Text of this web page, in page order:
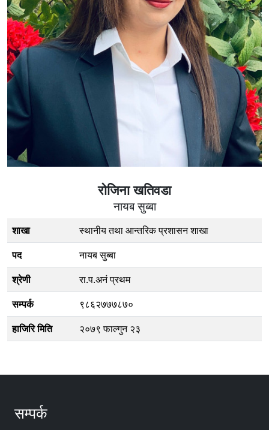
रोजिना खतिवडा
नायब सुब्बा
शाखा
स्थानीय तथा आन्तरिक प्रशासन शाखा
पद
नायब सुब्बा
श्रेणी
रा.प.अनं प्रथम
सम्पर्क
९८६२७७७८७०
हाजिरि मिति
२०७९ फाल्गुन २३
सम्पर्क